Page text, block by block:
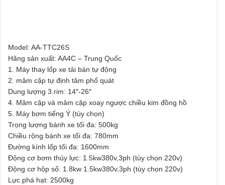
Model: AA-TTC26S
Hãng sản xuất: AA4C – Trung Quốc
1. Máy thay lốp xe tải bán tự động
2. mâm cặp tự định tâm phổ quát
Dung lượng 3.rim: 14″-26″
4. Mâm cặp và mâm cặp xoay ngược chiều kim đồng hồ
5. Máy bơm tiếng Ý (tùy chọn)
Trọng lượng bánh xe tối đa: 500kg
Chiều rộng bánh xe tối đa: 780mm
Đường kính lốp tối đa: 1600mm
Động cơ bơm thủy lực: 1.5kw380v,3ph (tùy chọn 220v)
Động cơ hộp số: 1.8kw 1.5kw380v,3ph (tùy chọn 220v)
Lực phá hạt: 2500kg